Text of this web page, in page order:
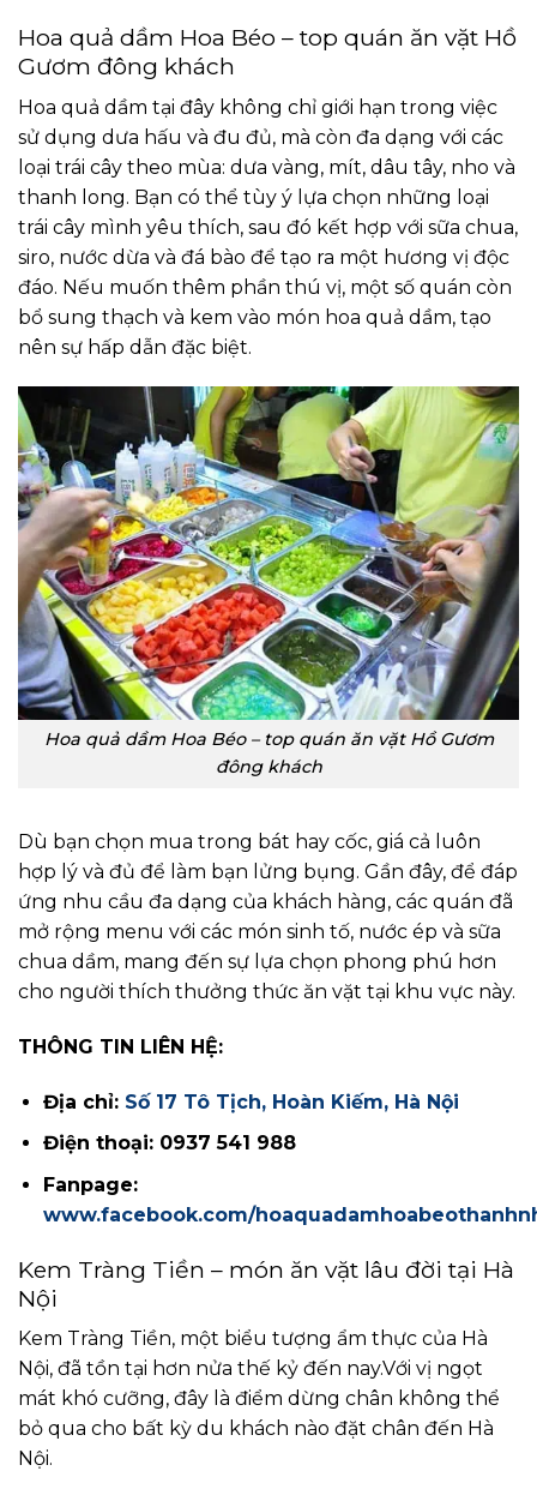
Hoa quả dầm Hoa Béo – top quán ăn vặt Hồ
Gươm đông khách
Hoa quả dầm tại đây không chỉ giới hạn trong việc
sử dụng dưa hấu và đu đủ, mà còn đa dạng với các
loại trái cây theo mùa: dưa vàng, mít, dâu tây, nho và
thanh long. Bạn có thể tùy ý lựa chọn những loại
trái cây mình yêu thích, sau đó kết hợp với sữa chua,
siro, nước dừa và đá bào để tạo ra một hương vị độc
đáo. Nếu muốn thêm phần thú vị, một số quán còn
bổ sung thạch và kem vào món hoa quả dầm, tạo
nên sự hấp dẫn đặc biệt.
Hoa quả dầm Hoa Béo – top quán ăn vặt Hồ Gươm
đông khách
Dù bạn chọn mua trong bát hay cốc, giá cả luôn
hợp lý và đủ để làm bạn lửng bụng. Gần đây, để đáp
ứng nhu cầu đa dạng của khách hàng, các quán đã
mở rộng menu với các món sinh tố, nước ép và sữa
chua dầm, mang đến sự lựa chọn phong phú hơn
cho người thích thưởng thức ăn vặt tại khu vực này.
THÔNG TIN LIÊN HỆ:
Địa chỉ: Số 17 Tô Tịch, Hoàn Kiếm, Hà Nội
Điện thoại: 0937 541 988
Fanpage:
www.facebook.com/
Kem Tràng Tiền – món ăn vặt lâu đời tại Hà
Nội
Kem Tràng Tiền, một biểu tượng ẩm thực của Hà
Nội, đã tồn tại hơn nửa thế kỷ đến nay.Với vị ngọt
mát khó cưỡng, đây là điểm dừng chân không thể
bỏ qua cho bất kỳ du khách nào đặt chân đến Hà
Nội.